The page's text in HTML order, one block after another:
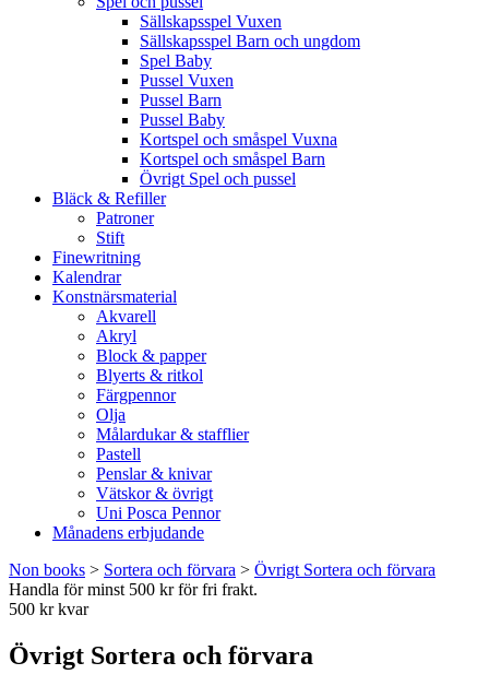
Sällskapsspel Vuxen
Sällskapsspel Barn och ungdom
Spel Baby
Pussel Vuxen
Pussel Barn
Pussel Baby
Kortspel och småspel Vuxna
Kortspel och småspel Barn
Övrigt Spel och pussel
Bläck & Refiller
Patroner
Stift
Finewritning
Kalendrar
Konstnärsmaterial
Akvarell
Akryl
Block & papper
Blyerts & ritkol
Färgpennor
Olja
Målardukar & stafflier
Pastell
Penslar & knivar
Vätskor & övrigt
Uni Posca Pennor
Månadens erbjudande
Non books > Sortera och förvara > Övrigt Sortera och förvara
Handla för minst 500 kr för fri frakt.
500 kr kvar
Övrigt Sortera och förvara